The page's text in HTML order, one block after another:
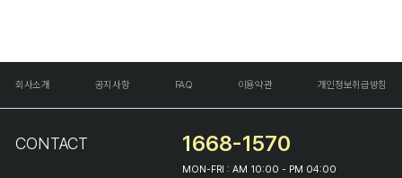
회사소개 공지사항 FAQ 이용약관 개인정보취급방침
CONTACT 1668-1570
MON-FRI : AM 10:00 - PM 04:00